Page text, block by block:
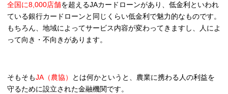
全国に8,000店舗を超えるJAカードローンがあり、低金利といわれ
ている銀行カードローンと同じくらい低金利で魅力的なものです。
もちろん、地域によってサービス内容が変わってきますし、人によ
って向き・不向きがあります。
そもそもJA（農協）
とは何かというと、農業に携わる人の利益を
守るために設立された金融機関です。